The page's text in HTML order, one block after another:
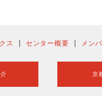
ス センター概要 メン
京